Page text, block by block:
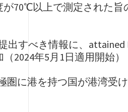
が70℃以上で測定された旨
出すべき情報に、attained
2024年5月1日適用開始）
極圏に港を持つ国が港湾受